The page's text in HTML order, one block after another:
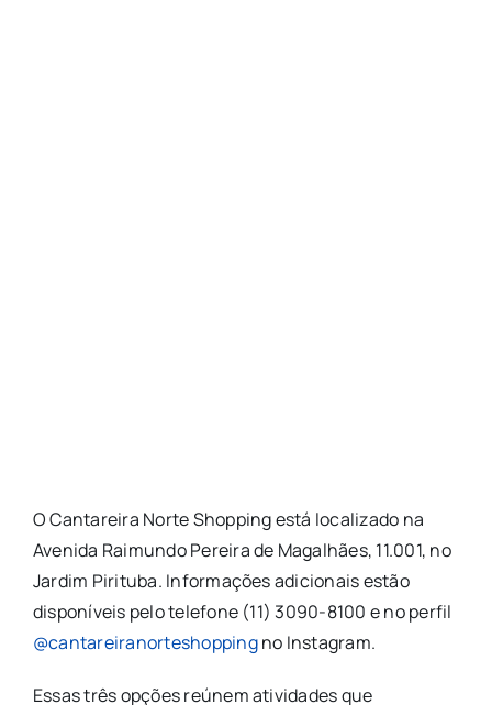
O Cantareira Norte Shopping está localizado na
Avenida Raimundo Pereira de Magalhães, 11.001, no
Jardim Pirituba. Informações adicionais estão
disponíveis pelo telefone (11) 3090-8100 e no perfil
@cantareiranorteshoppingno Instagram.
Essas três opções reúnem atividades que